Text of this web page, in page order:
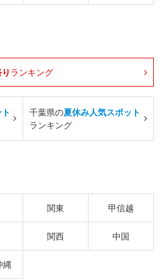
ランキング
千葉県の夏休み人気スポット
ランキング
関東 甲信越
関西 中国
縄